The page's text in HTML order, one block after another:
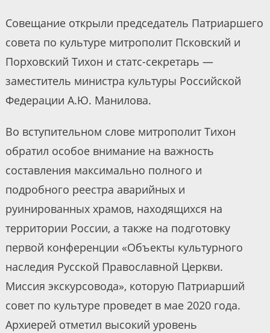
Совещание открыли председатель Патриаршего
совета по культуре митрополит Псковский и
Порховский Тихон и статс-секретарь —
заместитель министра культуры Российской
Федерации А.Ю. Манилова.
Во вступительном слове митрополит Тихон
обратил особое внимание на важность
составления максимально полного и
подробного реестра аварийных и
руинированных храмов, находящихся на
территории России, а также на подготовку
первой конференции «Объекты культурного
наследия Русской Православной Церкви.
Миссия экскурсовода», которую Патриарший
совет по культуре проведет в мае 2020 года.
Архиерей отметил высокий уровень